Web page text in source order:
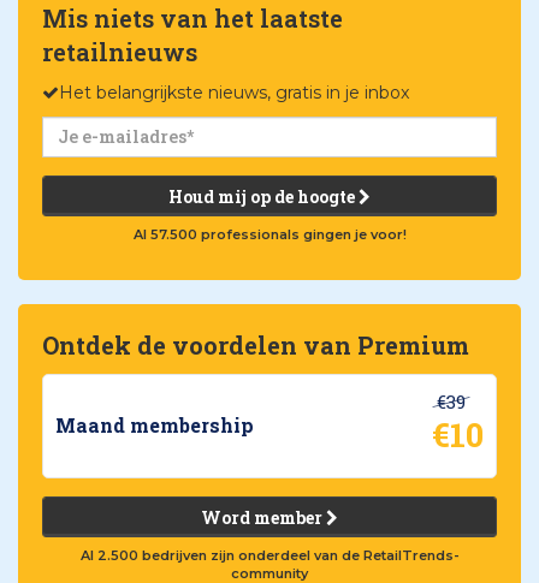
Mis niets van het laatste
retailnieuws
Het belangrijkste nieuws, gratis in je inbox
Houd mij op de hoogte
Al 57.500 professionals gingen je voor!
Ontdek de voordelen van Premium
Maand membership
€39
€10
Word member
Al 2.500 bedrijven zijn onderdeel van de RetailTrends-
community